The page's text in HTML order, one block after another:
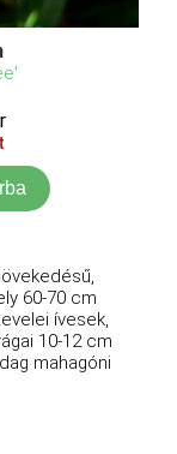
60-70 cm
ívesek,
10-12 cm
mahagóni